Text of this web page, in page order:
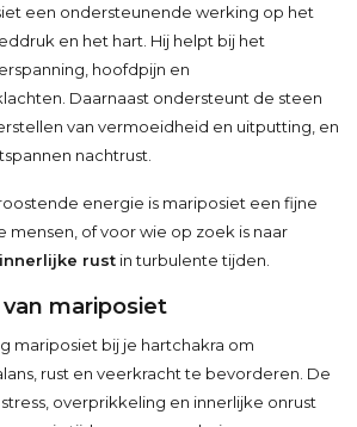
een ondersteunende werking op het
en het hart. Hij helpt bij het
hoofdpijn en
Daarnaast ondersteunt de steen
van vermoeidheid en uitputting, en
nachtrust.
energie is mariposiet een fijne
mensen, of voor wie op zoek is naar
rust in turbulente tijden.
mariposiet
mariposiet bij je hartchakra om
rust en veerkracht te bevorderen. De
overprikkeling en innerlijke onrust